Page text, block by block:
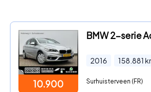
10.900
2016 158.881
Surhuisterveen (FR)